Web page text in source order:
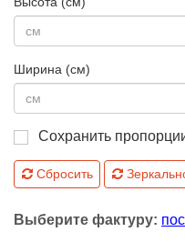
Ширина (см)
Сохранить
Сбросить
Выберите фактуру: